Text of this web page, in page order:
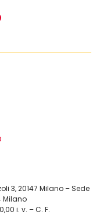
3, 20147 Milano – Sede
Milano
i. v. – C. F.